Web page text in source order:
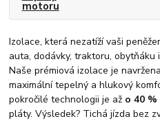
Izolace, která nezatíží vaši
auta, dodávky, traktoru, obytňáku
Naše prémiová izolace je
maximální tepelný a hlukový
pokročilé technologii je až o 40
pláty. Výsledek? Tichá jízda bez